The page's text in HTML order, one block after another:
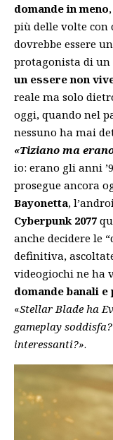
domande in meno
più delle volte con
dovrebbe essere
protagonista di un
un essere non
reale ma solo
oggi, quando nel
nessuno ha mai
«Tiziano ma
io: erano gli anni
prosegue ancora
Bayonetta,
Cyberpunk 2077
anche decidere le
definitiva,
videogiochi ne ha
domande banali
«Stellar Blade ha
gameplay
interessanti?».